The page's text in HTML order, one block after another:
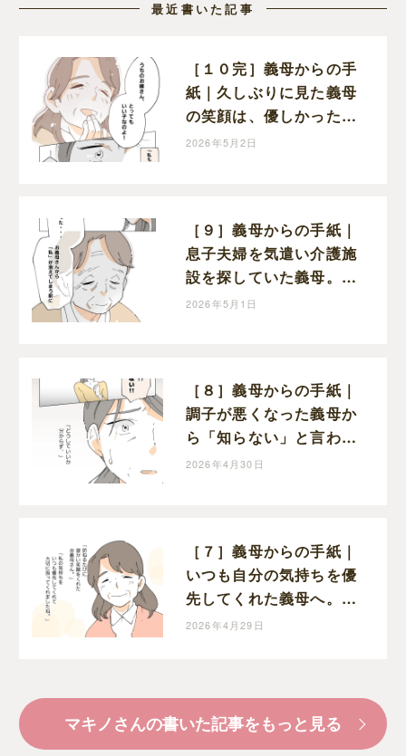
最近書いた記事
［１０完］義母からの手
紙｜久しぶりに見た義母
の笑顔は、優しかった頃
と変わらぬ笑顔だった
2026年5月2日
［９］義母からの手紙｜
息子夫婦を気遣い介護施
設を探していた義母。も
っと早く感謝を伝えたか
2026年5月1日
［８］義母からの手紙｜
調子が悪くなった義母か
ら「知らない」と言われ
てショックを受ける嫁
2026年4月30日
［７］義母からの手紙｜
いつも自分の気持ちを優
先してくれた義母へ。嫁
から今までの感謝の気持
2026年4月29日
マキノさんの書いた記事をもっと見る